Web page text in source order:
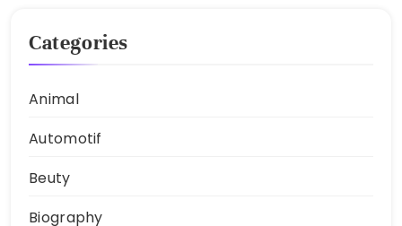
Categories
Animal
Automotif
Beuty
Biography